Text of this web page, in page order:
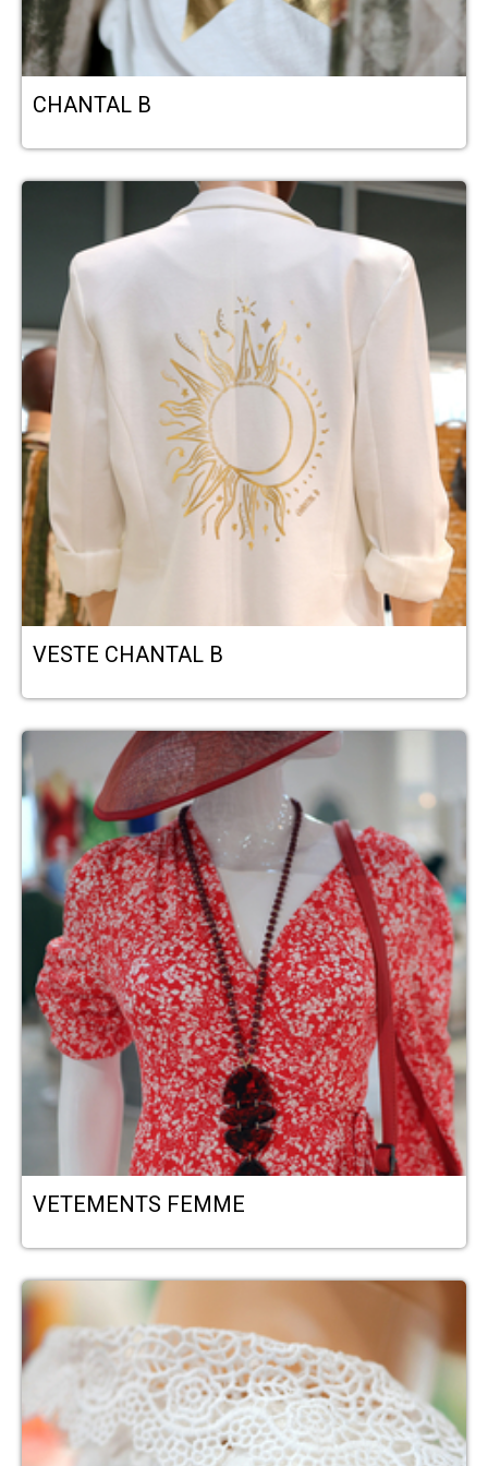
CHANTAL B
VESTE CHANTAL B
VETEMENTS FEMME